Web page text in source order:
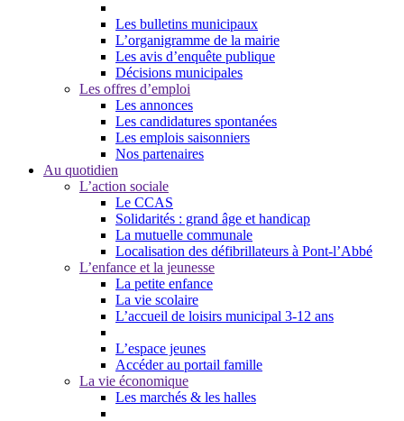
Les bulletins municipaux
L’organigramme de la mairie
Les avis d’enquête publique
Décisions municipales
Les offres d’emploi
Les annonces
Les candidatures spontanées
Les emplois saisonniers
Nos partenaires
Au quotidien
L’action sociale
Le CCAS
Solidarités : grand âge et handicap
La mutuelle communale
Localisation des défibrillateurs à Pont-l’Abbé
L’enfance et la jeunesse
La petite enfance
La vie scolaire
L’accueil de loisirs municipal 3-12 ans
L’espace jeunes
Accéder au portail famille
La vie économique
Les marchés & les halles